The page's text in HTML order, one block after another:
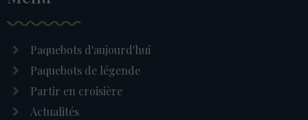
Paquebots d'aujourd'hui
Paquebots de légende
Partir en croisière
Actualités